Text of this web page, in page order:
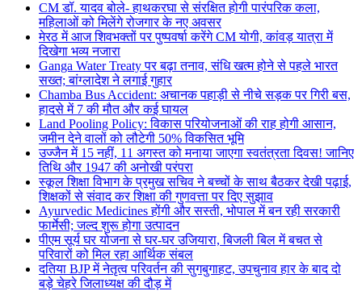
CM डॉ. यादव बोले- हाथकरघा से संरक्षित होगी पारंपरिक कला,
महिलाओं को मिलेंगे रोजगार के नए अवसर
मेरठ में आज शिवभक्तों पर पुष्पवर्षा करेंगे CM योगी, कांवड़ यात्रा में
दिखेगा भव्य नजारा
Ganga Water Treaty पर बढ़ा तनाव, संधि खत्म होने से पहले भारत
सख्त; बांग्लादेश ने लगाई गुहार
Chamba Bus Accident: अचानक पहाड़ी से नीचे सड़क पर गिरी बस,
हादसे में 7 की मौत और कई घायल
Land Pooling Policy: विकास परियोजनाओं की राह होगी आसान,
जमीन देने वालों को लौटेगी 50% विकसित भूमि
उज्जैन में 15 नहीं, 11 अगस्त को मनाया जाएगा स्वतंत्रता दिवस! जानिए
तिथि और 1947 की अनोखी परंपरा
स्कूल शिक्षा विभाग के प्रमुख सचिव ने बच्चों के साथ बैठकर देखी पढ़ाई,
शिक्षकों से संवाद कर शिक्षा की गुणवत्ता पर दिए सुझाव
Ayurvedic Medicines होंगी और सस्ती, भोपाल में बन रही सरकारी
फार्मेसी; जल्द शुरू होगा उत्पादन
पीएम सूर्य घर योजना से घर-घर उजियारा, बिजली बिल में बचत से
परिवारों को मिल रहा आर्थिक संबल
दतिया BJP में नेतृत्व परिवर्तन की सुगबुगाहट, उपचुनाव हार के बाद दो
बड़े चेहरे जिलाध्यक्ष की दौड़ में